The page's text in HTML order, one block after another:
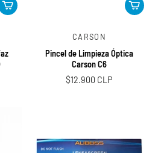
CARSON
Pincel de Limpieza Óptica
Carson C6
$12.900 CLP